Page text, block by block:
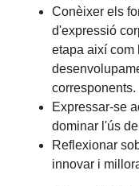
Conèixer els
d'expressió
etapa així com
corresponents.
Expressar-se
dominar l'ús
Reflexionar
innovar i